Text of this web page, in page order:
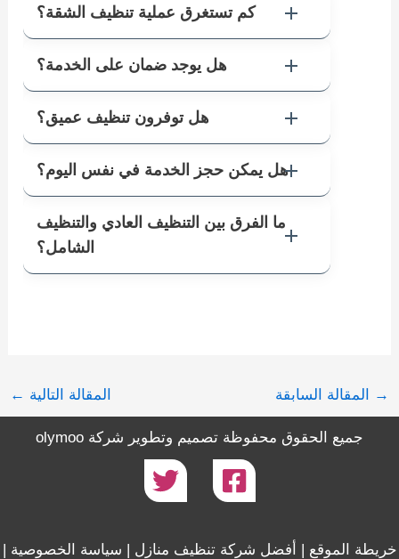
كم تستغرق عملية تنظيف الشقة؟
هل يوجد ضمان على الخدمة؟
هل توفرون تنظيف عميق؟
هل يمكن حجز الخدمة في نفس اليوم؟
ما الفرق بين التنظيف العادي والتنظيف
الشامل؟
→ المقالة السابقة المقالة التالية ←
جميع الحقوق محفوظة تصميم وتطوير شركة olymoo
خريطة الموقع | أفضل شركة تنظيف منازل | سياسة الخصوصية |